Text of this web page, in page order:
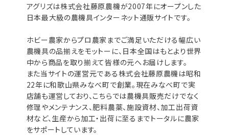
アグリズは株式会社藤原農機が2007年にオープンした
日本最大級の農機具インターネット通販サイトです。
ホビー農家からプロ農家までご満足いただける幅広い
農機具の品揃えをモットーに、日本全国はもとより世界
中から商品を取り揃えて皆様の元へお届けします。
また当サイトの運営元である株式会社藤原農機は昭和
22年に和歌山県みなべ町で創業。現在みなべ町で実
店舗も運営しており、こちらでは農機具販売だけでなく
修理やメンテナンス、肥料農薬、施設資材、加工出荷資
材など、生産から加工・出荷に至るまでトータルに農家
をサポートしています。